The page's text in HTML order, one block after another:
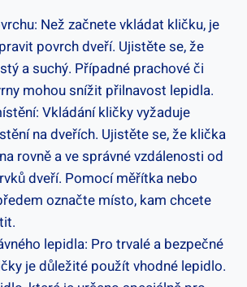
Než⁣ začnete ⁣vkládat kličku, je
povrch dveří. Ujistěte se, že
a suchý. Případné prachové či
mohou‍ snížit přilnavost lepidla.
Vkládání⁢ kličky vyžaduje
na dveřích. Ujistěte se, že klička
rovně a ve správné vzdálenosti od
dveří.​ Pomocí⁣ měřítka nebo
označte místo,‍ kam chcete
lepidla: Pro trvalé a bezpečné
je důležité použít vhodné lepidlo.